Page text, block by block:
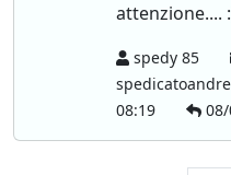
attenzione....
spedy 85
08:19
08/